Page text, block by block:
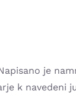
je
k navedeni